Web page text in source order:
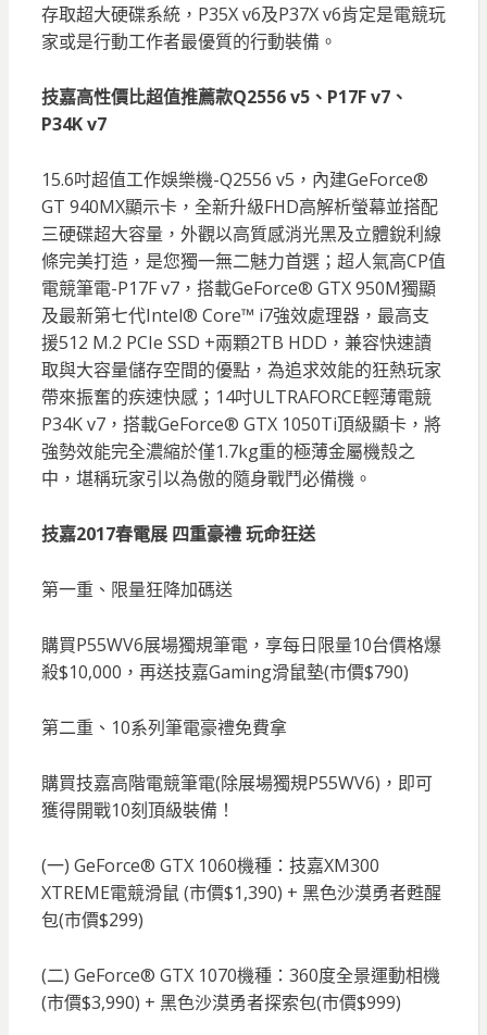
存取超大硬碟系統，P35X v6及P37X v6肯定是電競玩
家或是行動工作者最優質的行動裝備。
技嘉高性價比超值推薦款Q2556 v5、P17F v7、
P34K v7
15.6吋超值工作娛樂機-Q2556 v5，內建GeForce®
GT 940MX顯示卡，全新升級FHD高解析螢幕並搭配
三硬碟超大容量，外觀以高質感消光黑及立體銳利線
條完美打造，是您獨一無二魅力首選；超人氣高CP值
電競筆電-P17F v7，搭載GeForce® GTX 950M獨顯
及最新第七代Intel® Core™ i7強效處理器，最高支
援512 M.2 PCIe SSD +兩顆2TB HDD，兼容快速讀
取與大容量儲存空間的優點，為追求效能的狂熱玩家
帶來振奮的疾速快感；14吋ULTRAFORCE輕薄電競
P34K v7，搭載GeForce® GTX 1050Ti頂級顯卡，將
強勢效能完全濃縮於僅1.7kg重的極薄金屬機殼之
中，堪稱玩家引以為傲的隨身戰鬥必備機。
技嘉2017春電展 四重豪禮 玩命狂送
第一重、限量狂降加碼送
購買P55WV6展場獨規筆電，享每日限量10台價格爆
殺$10,000，再送技嘉Gaming滑鼠墊(市價$790)
第二重、10系列筆電豪禮免費拿
購買技嘉高階電競筆電(除展場獨規P55WV6)，即可
獲得開戰10刻頂級裝備！
(一) GeForce® GTX 1060機種：技嘉XM300
XTREME電競滑鼠 (市價$1,390) + 黑色沙漠勇者甦醒
包(市價$299)
(二) GeForce® GTX 1070機種：360度全景運動相機
(市價$3,990) + 黑色沙漠勇者探索包(市價$999)